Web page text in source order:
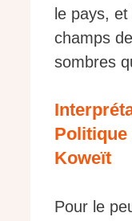
le pays,
champs
sombres
Politique
Koweït
Pour le